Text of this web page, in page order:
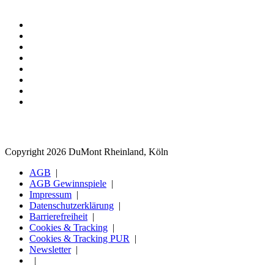
Copyright 2026 DuMont Rheinland, Köln
AGB
AGB Gewinnspiele
Impressum
Datenschutzerklärung
Barrierefreiheit
Cookies & Tracking
Cookies & Tracking PUR
Newsletter